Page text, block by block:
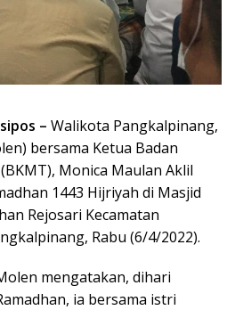
– Walikota Pangkalpinang,
bersama Ketua Badan
Monica Maulan Aklil
1443 Hijriyah di Masjid
Rejosari Kecamatan
Rabu (6/4/2022).
mengatakan, dihari
ia bersama istri